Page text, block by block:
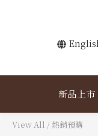
新品上市
View All / 熱銷預購